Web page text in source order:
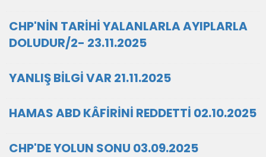
CHP'NİN TARİHİ YALANLARLA AYIPLARLA
DOLUDUR/2- 23.11.2025
YANLIŞ BİLGİ VAR 21.11.2025
HAMAS ABD KÂFİRİNİ REDDETTİ 02.10.2025
CHP'DE YOLUN SONU 03.09.2025